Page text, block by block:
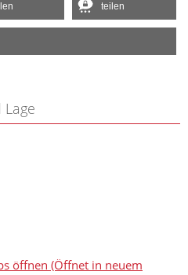
teilen
öffnen (Öffnet in neuem